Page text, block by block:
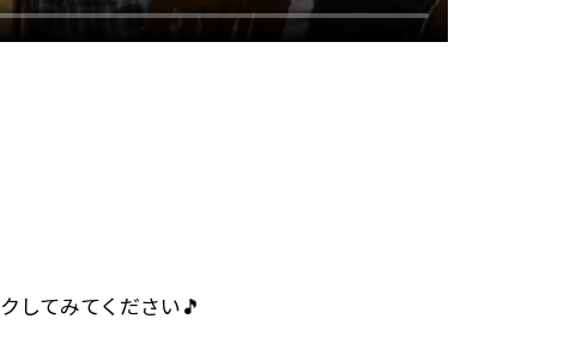
してみてください🎵